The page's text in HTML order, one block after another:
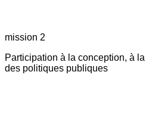
mission 2
Participation à la conception, à
des politiques publiques